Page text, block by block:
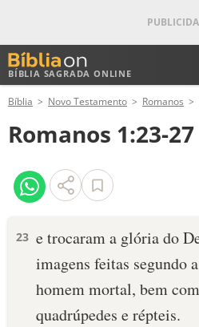
BÍBLIA SAGRADA ONLINE
ANTIGO TESTAMENTO
NOVO TESTAMENTO
VERSÍCULOS
PALAVRA DO DIA
SALMO DO DIA
Bíblia Novo Testamento Romanos
Romanos 1:23-27
23 e trocaram a glória do
imagens feitas segundo
homem mortal, bem
quadrúpedes e répteis.